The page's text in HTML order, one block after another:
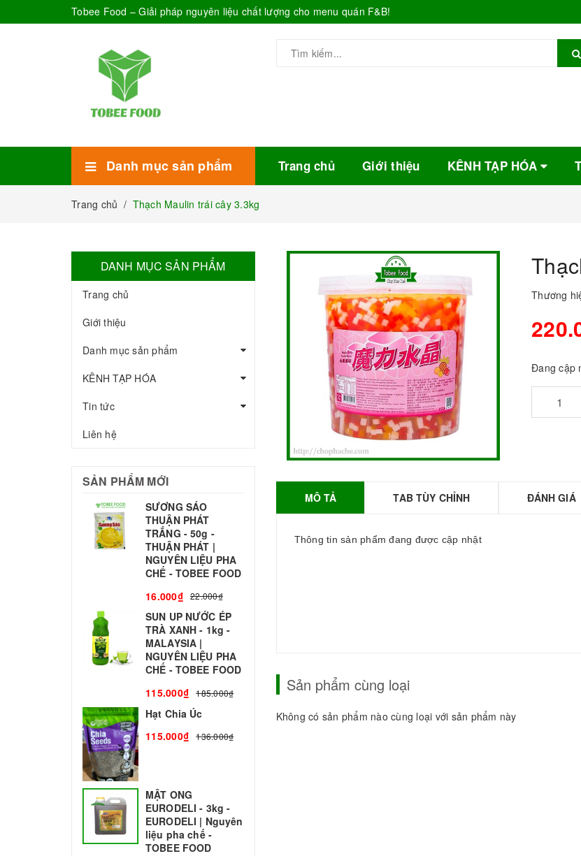
Tobee Food – Giải pháp nguyên liệu chất lượng cho menu quán F&B!
Danh mục sản phẩm Trang chủ Giới thiệu KÊNH TẠP HÓA
Trang chủ / Thạch Maulin trái cây 3.3kg
Thương
Đang cập
MÔ TẢ TAB TÙY CHỈNH ĐÁNH GIÁ
Thông tin sản phẩm đang được cập nhật
Sản phẩm cùng loại
Không có sản phẩm nào cùng loại với sản phẩm này
DANH MỤC SẢN PHẨM
Trang chủ
Giới thiệu
Danh mục sản phẩm
KÊNH TẠP HÓA
Tin tức
Liên hệ
SẢN PHẨM MỚI
SƯƠNG SÁO
THUẬN PHÁT
TRẮNG - 50g -
THUẬN PHÁT |
NGUYÊN LIỆU PHA
CHẾ - TOBEE FOOD
16.000₫ 22.000₫
SUN UP NƯỚC ÉP
TRÀ XANH - 1kg -
MALAYSIA |
NGUYÊN LIỆU PHA
CHẾ - TOBEE FOOD
115.000₫
185.000₫
Hạt Chia Úc
115.000₫
136.000₫
MẬT ONG
EURODELI - 3kg -
EURODELI | Nguyên
liệu pha chế -
TOBEE FOOD
BỘT SỮA TOBEE
TOBEE FOOD | Bột
Sữa làm Trà Sữa -